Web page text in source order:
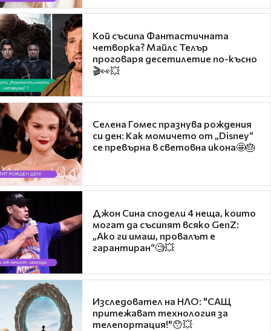
Кой съсипа Фантастичната
четворка? Майлс Телър
проговаря десетилетие по-късно
🎬👀💥
Селена Гомес празнува рождения
си ден: Как момичето от „Disney“
се превърна в световна икона🤩🎂
Джон Сина сподели 4 неща, които
могат да съсипят всяко GenZ:
„Ако ги имаш, провалът е
гарантиран“🧐💥
Изследовател на НЛО: "САЩ
притежават технология за
телепортация!"😯💥